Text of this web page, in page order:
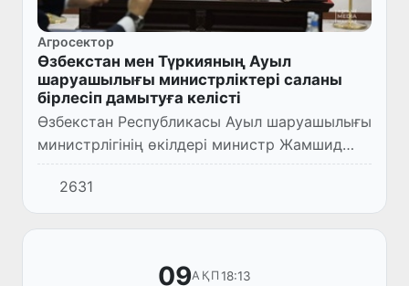
Агросектор
Өзбекстан мен Түркияның Ауыл
шаруашылығы министрліктері саланы
бірлесіп дамытуға келісті
Өзбекстан Республикасы Ауыл шаруашылығы
министрлігінің өкілдері министр Жамшид
Ходжаев басшылығында және еліміздің тиісті
кеңселері басшыларының қатысуымен
Түркияның Ауыл шаруашылы...
2631
09АҚП 18:13